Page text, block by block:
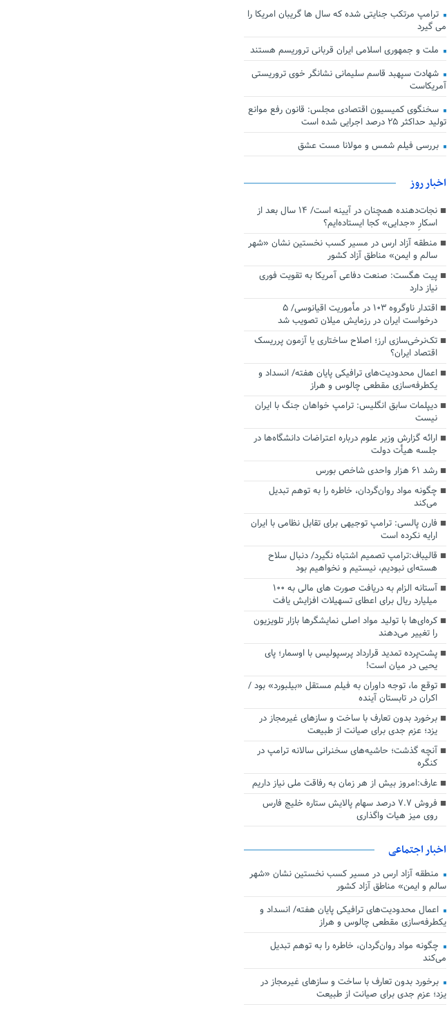
ترامپ مرتکب جنایتی شده که سال ها گریبان امریکا را
می گیرد
ملت و جمهوری اسلامی ایران قربانی تروریسم هستند
شهادت سپهبد قاسم سلیمانی نشانگر خوی تروریستی
آمریکاست
سخنگوی کمیسیون اقتصادی مجلس: قانون رفع موانع
تولید حداکثر ۲۵ درصد اجرایی شده است
بررسی فیلم شمس و مولانا مست عشق
اخبار روز
نجات‌دهنده‌ همچنان در آیینه است/ ۱۴ سال بعد از
اسکارِ «جدایی» کجا ایستاده‌ایم؟
منطقه آزاد ارس در مسیر کسب نخستین نشان «شهر
سالم و ایمن» مناطق آزاد کشور
پیت هگست: صنعت دفاعی آمریکا به تقویت فوری
نیاز دارد
اقتدار ناوگروه ۱۰۳ در مأموریت‌ اقیانوسی/ ۵
درخواست ایران در رزمایش میلان تصویب شد
تک‌نرخی‌سازی ارز؛ اصلاح ساختاری یا آزمون پرریسک
اقتصاد ایران؟
اعمال محدودیت‌های ترافیکی پایان هفته/ انسداد و
یکطرفه‌سازی مقطعی چالوس و هراز
دیپلمات سابق انگلیس:‌ ترامپ خواهان جنگ با ایران
نیست
ارائه گزارش وزیر علوم درباره اعتراضات دانشگاه‌ها در
جلسه هیأت دولت
رشد ۶۱ هزار واحدی شاخص بورس
چگونه مواد روان‌گردان، خاطره را به توهم تبدیل
می‌کند
فارن پالسی: ترامپ توجیهی برای تقابل نظامی با ایران
ارایه نکرده است
قالیباف:ترامپ تصمیم اشتباه نگیرد/ دنبال سلاح
هسته‌ای نبودیم، نیستیم و نخواهیم بود
آستانه الزام به دریافت صورت های مالی به ۱۰۰
میلیارد ریال برای اعطای تسهیلات افزایش یافت
کره‌ای‌ها با تولید مواد اصلی نمایشگرها بازار تلویزیون
را تغییر می‌دهند
پشت‌پرده تمدید قرارداد پرسپولیس با اوسمار؛ پای
یحیی در میان است!
توقع ما، توجه داوران به فیلم مستقل «بیلبورد» بود /
اکران در تابستان آینده
برخورد بدون تعارف با ساخت‌ و سازهای غیرمجاز در
یزد؛ عزم جدی برای صیانت از طبیعت
آنچه گذشت؛ حاشیه‌های سخنرانی سالانه ترامپ در
کنگره
عارف:امروز بیش از هر زمان به رفاقت ملی نیاز داریم
فروش ۷.۷ درصد سهام پالایش ستاره خلیج فارس
روی میز هیات واگذاری
اخبار اجتماعی
منطقه آزاد ارس در مسیر کسب نخستین نشان «شهر
سالم و ایمن» مناطق آزاد کشور
اعمال محدودیت‌های ترافیکی پایان هفته/ انسداد و
یکطرفه‌سازی مقطعی چالوس و هراز
چگونه مواد روان‌گردان، خاطره را به توهم تبدیل
می‌کند
برخورد بدون تعارف با ساخت‌ و سازهای غیرمجاز در
یزد؛ عزم جدی برای صیانت از طبیعت